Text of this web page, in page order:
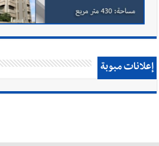
إعلانات مبوبة